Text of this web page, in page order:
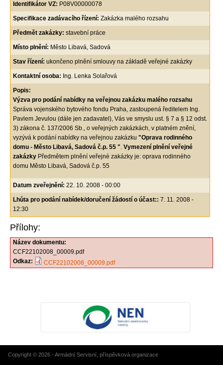
Identifikátor VZ: P08V00000078
Specifikace zadávacího řízení: Zakázka malého rozsahu
Předmět zakázky: stavební práce
Místo plnění: Město Libavá, Sadová
Stav řízení: ukončeno plnění smlouvy na základě veřejné zakázky
Kontaktní osoba: Ing. Lenka Solařová
Popis:
Výzva pro podání nabídky na veřejnou zakázku malého rozsahu
Správa vojenského bytového fondu Praha, zastoupená ředitelem Ing.
Pavlem Jevulou (dále jen zadavatel), Vás ve smyslu ust. § 7 a § 12 odst.
3) zákona č. 137/2006 Sb., o veřejných zakázkách, v platném znění,
vyzývá k podání nabídky na veřejnou zakázku "Oprava rodinného
domu - Město Libavá, Sadová č.p. 55 ". Vymezení plnění veřejné
zakázky Předmětem plnění veřejné zakázky je: oprava rodinného
domu Město Libavá, Sadová č.p. 55
Datum zveřejnění: 22. 10. 2008 - 00:00
Lhůta pro podání nabídek/doručení žádostí o účast:: 7. 11. 2008 -
12:30
Přílohy:
Název dokumentu:
CCF22102008_00009.pdf
Odkaz:
CCF22102008_00009.pdf
Copyright © 2026 - Armádní Servisní, příspěvková organizace